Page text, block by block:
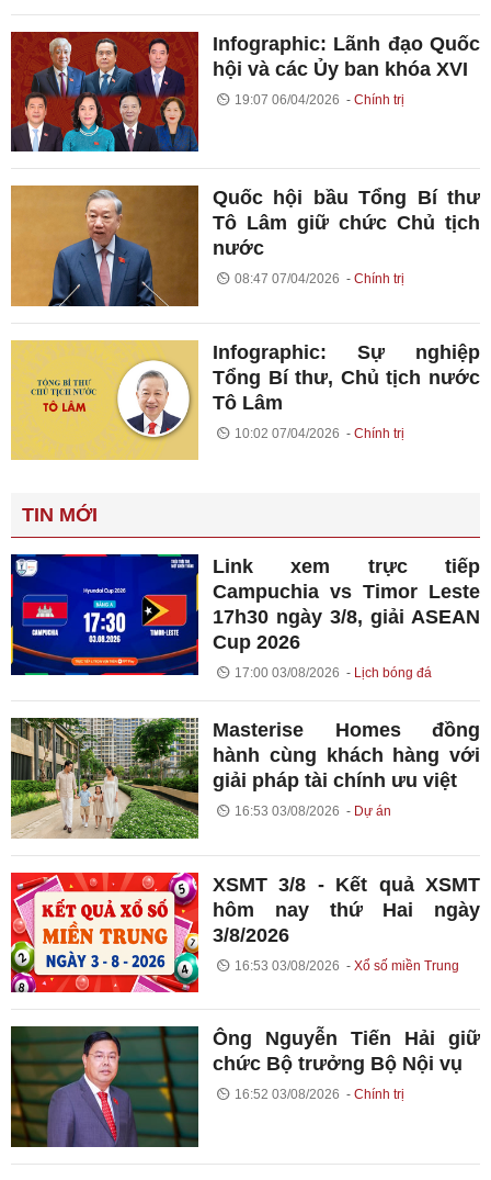
Infographic: Lãnh đạo Quốc
hội và các Ủy ban khóa XVI
19:07 06/04/2026 Chính trị
Quốc hội bầu Tổng Bí thư
Tô Lâm giữ chức Chủ tịch
nước
08:47 07/04/2026 Chính trị
Infographic: Sự nghiệp
Tổng Bí thư, Chủ tịch nước
Tô Lâm
10:02 07/04/2026 Chính trị
TIN MỚI
Link xem trực tiếp
Campuchia vs Timor Leste
17h30 ngày 3/8, giải ASEAN
Cup 2026
17:00 03/08/2026 Lịch bóng đá
Masterise Homes đồng
hành cùng khách hàng với
giải pháp tài chính ưu việt
16:53 03/08/2026 Dự án
XSMT 3/8 - Kết quả XSMT
hôm nay thứ Hai ngày
3/8/2026
16:53 03/08/2026 Xổ số miền Trung
Ông Nguyễn Tiến Hải giữ
chức Bộ trưởng Bộ Nội vụ
16:52 03/08/2026 Chính trị